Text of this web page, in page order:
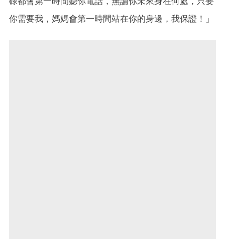
你需要我，媽媽會第一時間站在你的身邊，我保證！」